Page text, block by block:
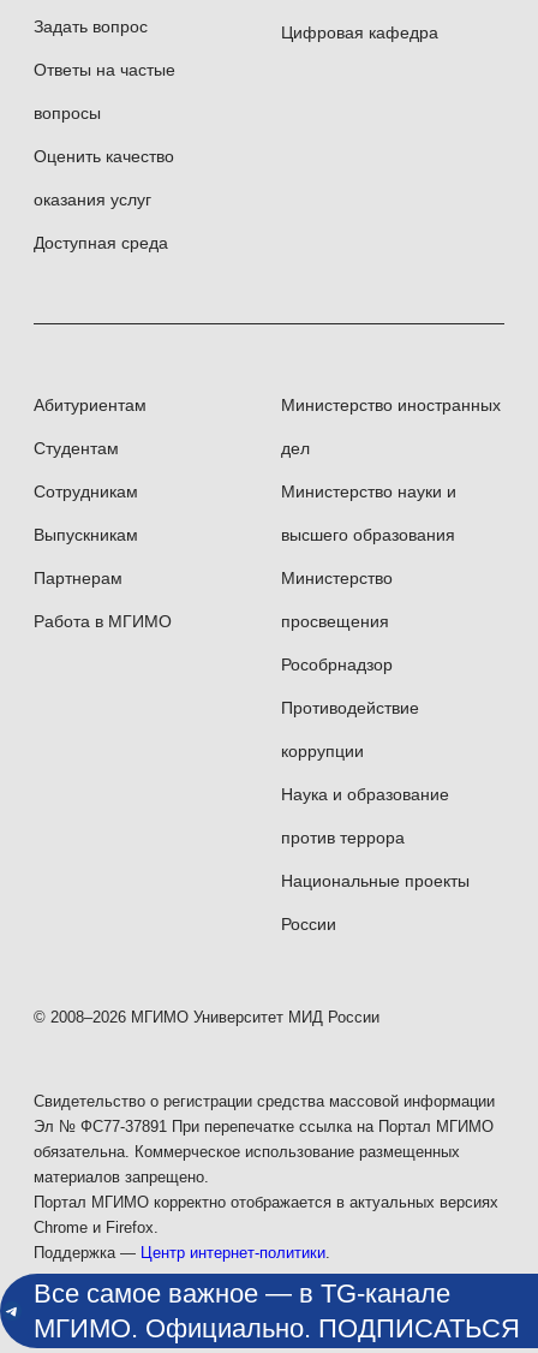
Задать вопрос
Ответы на частые
вопросы
Оценить качество
оказания услуг
Доступная среда
Цифровая кафедра
Абитуриентам
Студентам
Сотрудникам
Выпускникам
Партнерам
Работа в МГИМО
Министерство иностранных
дел
Министерство науки и
высшего образования
Министерство
просвещения
Рособрнадзор
Противодействие
коррупции
Наука и образование
против террора
Национальные проекты
России
© 2008–2026 МГИМО Университет МИД России
Свидетельство о регистрации средства массовой информации
Эл № ФС77-37891 При перепечатке ссылка на Портал МГИМО
обязательна. Коммерческое использование размещенных
материалов запрещено.
Портал МГИМО корректно отображается в актуальных версиях
Chrome и Firefox.
Поддержка —
Центр интернет-политики
Все самое важное — в TG-канале
МГИМО. Официально. ПОДПИСАТЬСЯ